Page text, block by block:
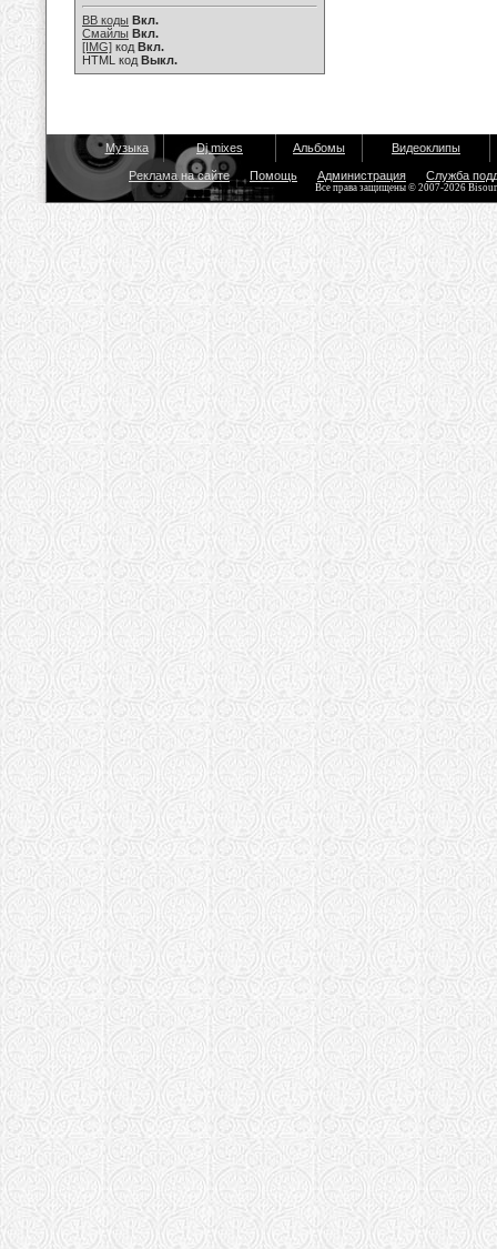
BB коды Вкл.
Смайлы Вкл.
[IMG] код Вкл.
HTML код Выкл.
Музыка Dj mixes Альбомы Видеоклипы
Реклама на сайте Помощь Администрация Служба
Все права защищены © 2007-2026